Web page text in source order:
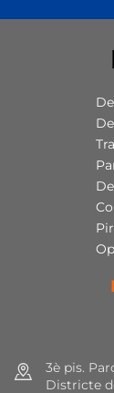
3è pis.
Districte